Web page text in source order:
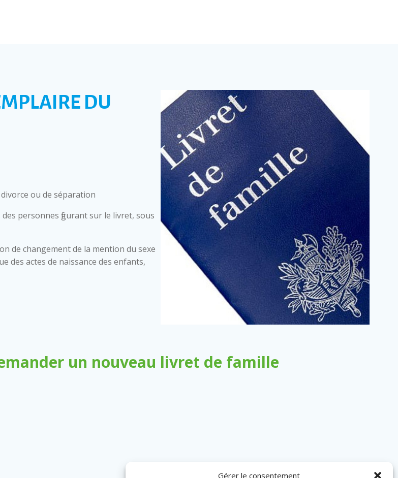
Gérer le consentement
DU
ou de séparation
personnes figurant sur le livret, sous
de changement de la mention du sexe
des actes de naissance des enfants,
un nouveau livret de famille